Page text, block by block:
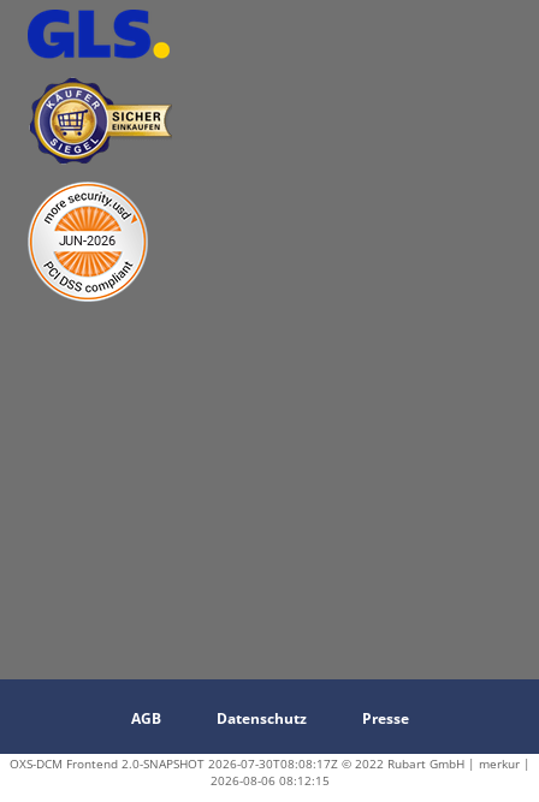
AGB Datenschutz Presse
OXS-DCM Frontend 2.0-SNAPSHOT 2026-07-30T08:08:17Z © 2022 Rubart GmbH | merkur |
2026-08-06 08:12:15